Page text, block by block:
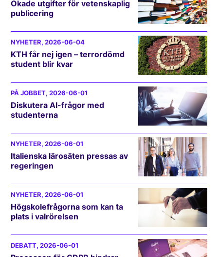
Ökade utgifter för vetenskaplig
publicering
NYHETER, 2026-06-04
KTH får nej igen – terrordömd
student blir kvar
PÅ JOBBET, 2026-06-01
Diskutera AI-frågor med
studenterna
NYHETER, 2026-06-01
Italienska lärosäten pressas av
regeringen
NYHETER, 2026-06-01
Högskolefrågorna som kan ta
plats i valrörelsen
DEBATT, 2026-06-01